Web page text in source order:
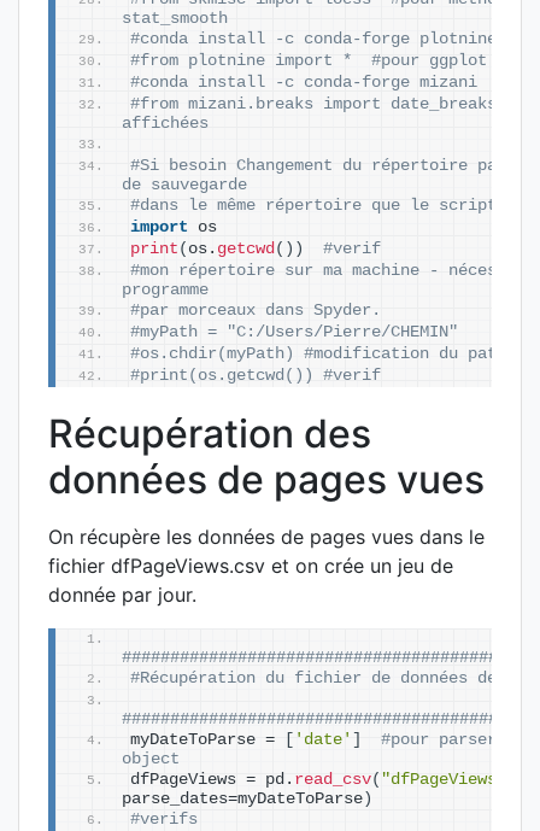
stat_smooth
#conda install -c conda-forge plotnine
#from plotnine import *  #pour ggplot like
#conda install -c conda-forge mizani
#from mizani.breaks import date_breaks
affichées
#Si besoin Changement du répertoire par
de sauvegarde
#dans le même répertoire que le script.
import os
print ( os. getcwd())
#verif
#mon répertoire sur ma machine -
programme
#par morceaux dans Spyder.
#myPath = "C:/Users/Pierre/CHEMIN"
#os.chdir(myPath) #modification du path
#print(os.getcwd()) #verif
Récupération des
données de pages vues
On récupère les données de pages vues dans le
fichier dfPageViews.csv et on crée un jeu de
donnée par jour.
#Récupération du fichier de données des
myDateToParse =
'date'
#pour parser la
object
dfPageViews = pd. read_csv(
parse_dates=myDateToParse )
#verifs